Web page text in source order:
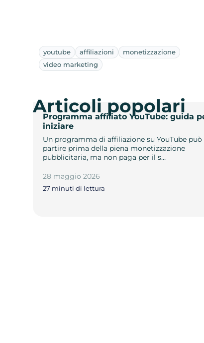
youtube affiliazioni
monetizzazione
video marketing
Programma affiliato YouTube: guida
iniziare
Un programma di affiliazione su YouTube può
partire prima della piena monetizzazione
pubblicitaria, ma non paga per il s…
28 maggio 2026
27 minuti di lettura
Articoli popolari